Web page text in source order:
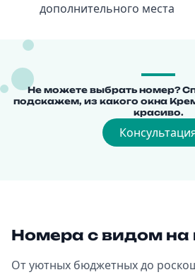
дополнительного места
Не можете выбрать номер?
подскажем, из какого окна
красиво.
Номера с видом на
От уютных бюджетных до